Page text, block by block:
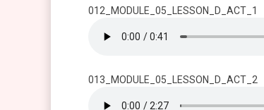
012_MODULE_05_LESSON_D_ACT_1
013_MODULE_05_LESSON_D_ACT_2